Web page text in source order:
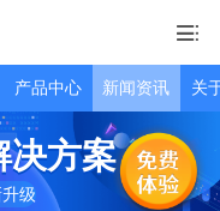
产品中心 新闻资讯 关
决方案
级